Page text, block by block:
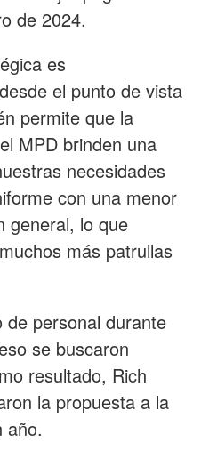
de 2024.
es
el punto de vista
permite que la
MPD brinden una
necesidades
con una menor
general, lo que
más patrullas
personal durante
se buscaron
resultado, Rich
la propuesta a la
año.